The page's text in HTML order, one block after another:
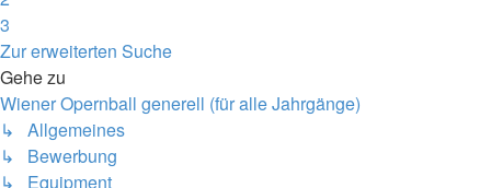
3
Nächste
Zur erweiterten Suche
Gehe zu
Wiener Opernball generell (für alle Jahrgänge)
↳ Allgemeines
↳ Bewerbung
↳ Equipment